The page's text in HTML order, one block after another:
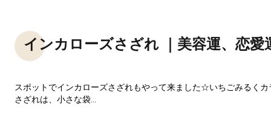
インカローズさざれ ｜美容運、恋愛
スポットでインカローズさざれもやって来ました☆いちごみるく
さざれは、小さな袋...